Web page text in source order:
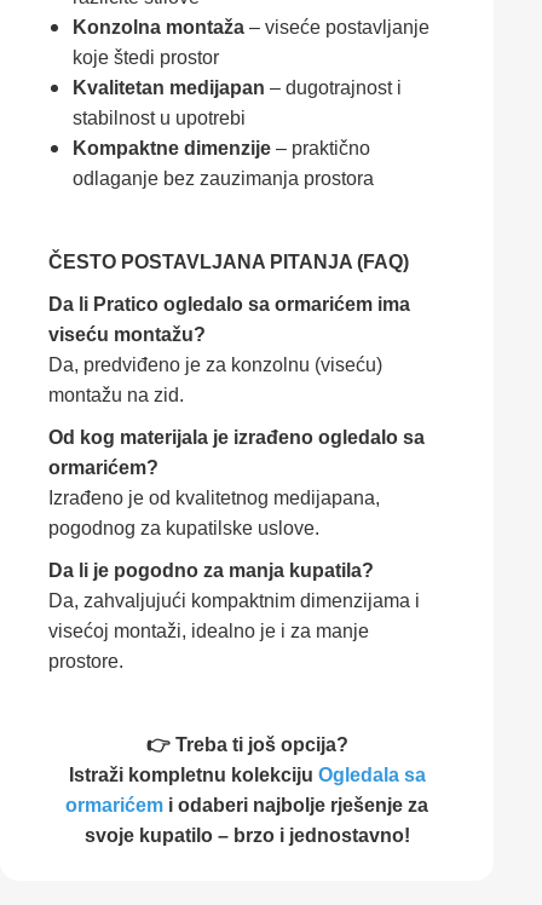
Konzolna montaža – viseće postavljanje
koje štedi prostor
Kvalitetan medijapan – dugotrajnost i
stabilnost u upotrebi
Kompaktne dimenzije – praktično
odlaganje bez zauzimanja prostora
ČESTO POSTAVLJANA PITANJA (FAQ)
Da li Pratico ogledalo sa ormarićem ima
viseću montažu?
Da, predviđeno je za konzolnu (viseću)
montažu na zid.
Od kog materijala je izrađeno ogledalo sa
ormarićem?
Izrađeno je od kvalitetnog medijapana,
pogodnog za kupatilske uslove.
Da li je pogodno za manja kupatila?
Da, zahvaljujući kompaktnim dimenzijama i
visećoj montaži, idealno je i za manje
prostore.
👉 Treba ti još opcija?
Istraži kompletnu kolekciju Ogledala sa
ormarićem i odaberi najbolje rješenje za
svoje kupatilo – brzo i jednostavno!